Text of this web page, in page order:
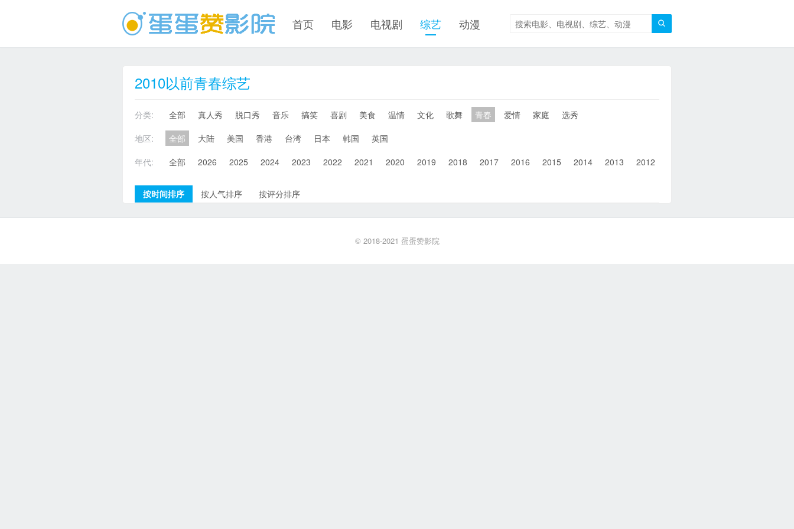

首页 电影 电视剧 综艺 动漫
2010以前青春综艺
分类: 全部 真人秀 脱口秀 音乐 搞笑 喜剧 美食 温情 文化 歌舞 青春 爱情 家庭
选秀
地区:
全部 大陆 美国 香港 台湾 日本 韩国
英国
年代:
全部 2026 2025 2024 2023 2022 2021 2020 2019 2018 2017 2016 2015 2014 2013 2012
按时间排序 按人气排序 按评分排序
© 2018-2021 蛋蛋赞影院